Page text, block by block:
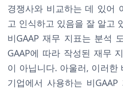
경쟁사와 비교하는 데 있어
고 인식하고 있음을 잘 알고
비GAAP 재무 지표는 분석
GAAP에 따라 작성된 재무
이 아닙니다. 아울러, 이러한
기업에서 사용하는 비